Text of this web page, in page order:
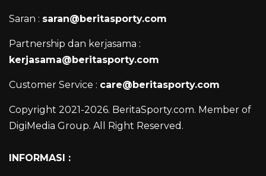
Saran : saran@beritasporty.com
Partnership dan kerjasama :
kerjasama@beritasporty.com
Customer Service : care@beritasporty.com
Copyright 2021-2026. BeritaSporty.com. Member of
DigiMedia Group. All Right Reserved.
INFORMASI :